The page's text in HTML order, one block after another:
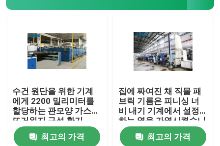
수건 원단을 위한 기계
에게 2200 밀리미터를
할당하는 관모양 가스
뜨거워지 구성 환기
최고의 가격
집에 짜여진 채 직물 패
브릭 기름은 피니싱 너
비 내기 기계에서 설정
하는 열을 가열시켰습니
다
최고의 가격